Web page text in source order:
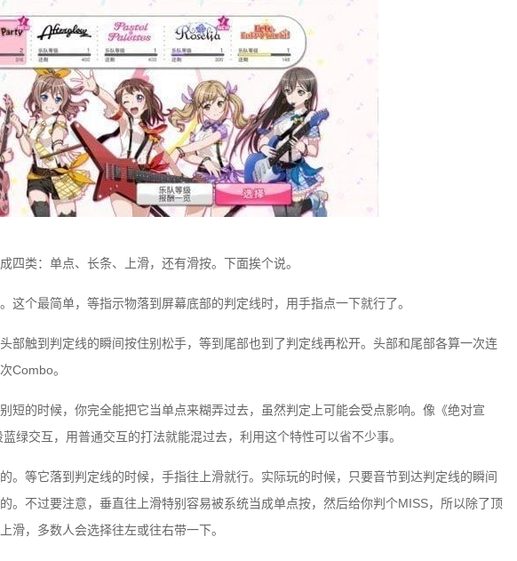
四类：单点、长条、上滑，还有滑按。下面挨个说。
这个最简单，等指示物落到屏幕底部的判定线时，用手指点一下就行了。
部触到判定线的瞬间按住别松手，等到尾部也到了判定线再松开。头部和尾部各算一次连
Combo。
短的时候，你完全能把它当单点来糊弄过去，虽然判定上可能会受点影响。像《绝对宣
绿交互，用普通交互的打法就能混过去，利用这个特性可以省不少事。
。等它落到判定线的时候，手指往上滑就行。实际玩的时候，只要音节到达判定线的瞬间
。不过要注意，垂直往上滑特别容易被系统当成单点按，然后给你判个MISS，所以除了顶
滑，多数人会选择往左或往右带一下。